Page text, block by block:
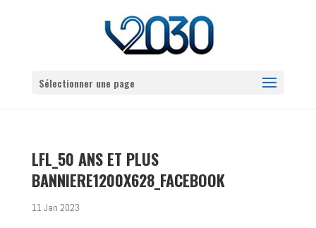
Sélectionner une page
LFL_50 ANS ET PLUS
BANNIERE1200X628_FACEBOOK
11 Jan 2023